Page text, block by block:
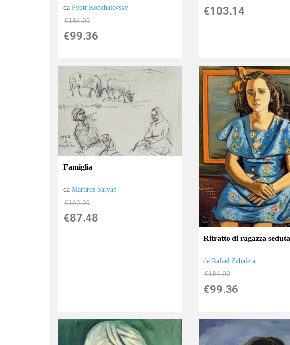
daPyotr Konchalovsky
€184.00
€99.36
€103.14
Famiglia
daMartiros Saryan
€162.00
€87.48
Ritratto di ragazza seduta
daRafael Zabaleta
€184.00
€99.36